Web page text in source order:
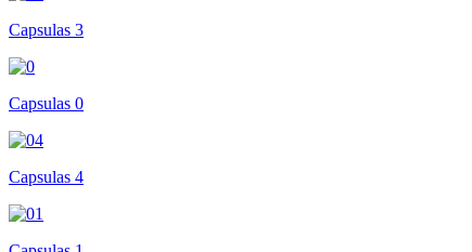
Capsulas 3
Capsulas 0
Capsulas 4